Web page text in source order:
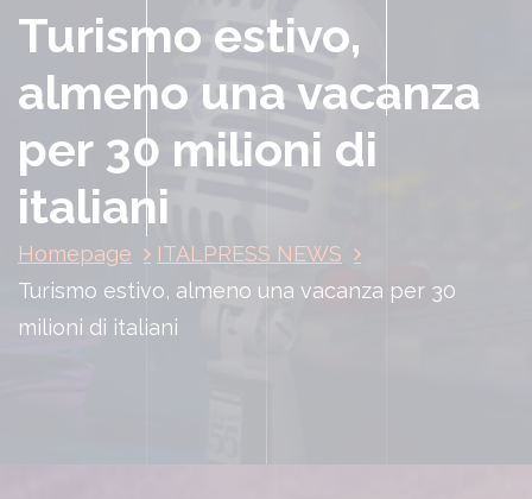
Turismo estivo,
almeno una vacanza
per 30 milioni di
italiani
Homepage
ITALPRESS NEWS
Turismo estivo, almeno una vacanza per 30
milioni di italiani